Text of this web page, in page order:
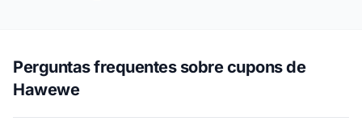
Perguntas frequentes sobre cupons de
Hawewe